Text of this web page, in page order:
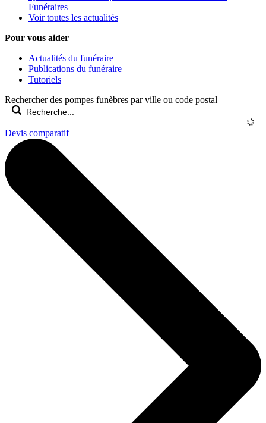
Funéraires
Voir toutes les actualités
Pour vous aider
Actualités du funéraire
Publications du funéraire
Tutoriels
Rechercher des pompes funèbres par ville ou code postal
Devis comparatif